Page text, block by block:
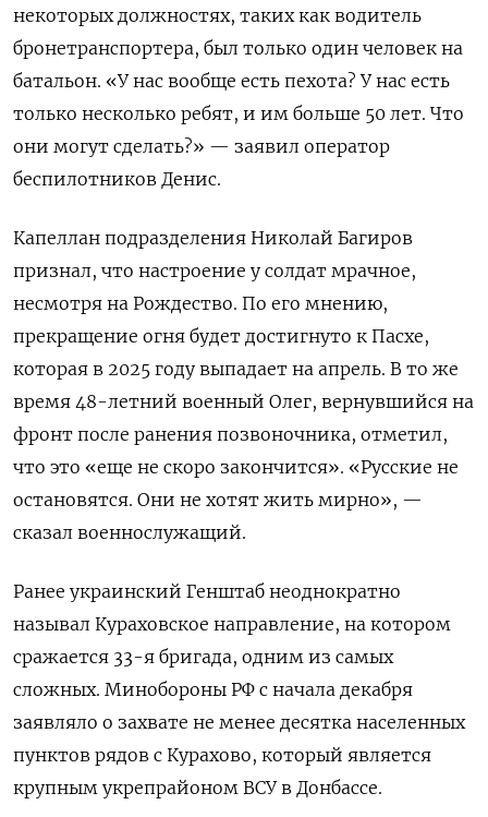
некоторых должностях, таких как водитель
бронетранспортера, был только один человек на
батальон. «У нас вообще есть пехота? У нас есть
только несколько ребят, и им больше 50 лет. Что
они могут сделать?» — заявил оператор
беспилотников Денис.
Капеллан подразделения Николай Багиров
признал, что настроение у солдат мрачное,
несмотря на Рождество. По его мнению,
прекращение огня будет достигнуто к Пасхе,
которая в 2025 году выпадает на апрель. В то же
время 48-летний военный Олег, вернувшийся на
фронт после ранения позвоночника, отметил,
что это «еще не скоро закончится». «Русские не
остановятся. Они не хотят жить мирно», —
сказал военнослужащий.
Ранее украинский Генштаб неоднократно
называл Кураховское направление, на котором
сражается 33-я бригада, одним из самых
сложных. Минобороны РФ с начала декабря
заявляло о захвате не менее десятка населенных
пунктов рядов с Курахово, который является
крупным укрепрайоном ВСУ в Донбассе.